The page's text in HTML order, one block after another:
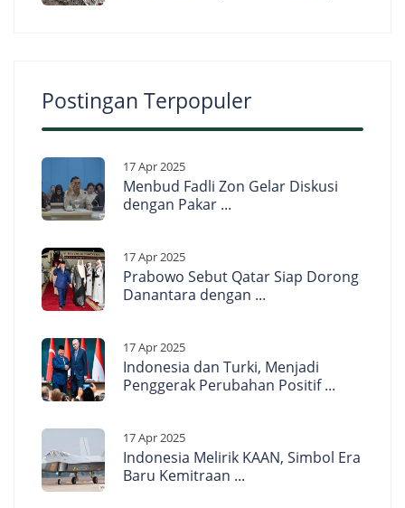
Postingan Terpopuler
17 Apr 2025
Menbud Fadli Zon Gelar Diskusi
dengan Pakar ...
17 Apr 2025
Prabowo Sebut Qatar Siap Dorong
Danantara dengan ...
17 Apr 2025
Indonesia dan Turki, Menjadi
Penggerak Perubahan Positif ...
17 Apr 2025
Indonesia Melirik KAAN, Simbol Era
Baru Kemitraan ...